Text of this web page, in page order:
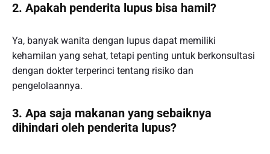
2. Apakah penderita lupus bisa hamil?
Ya, banyak wanita dengan lupus dapat memiliki
kehamilan yang sehat, tetapi penting untuk berkonsultasi
dengan dokter terperinci tentang risiko dan
pengelolaannya.
3. Apa saja makanan yang sebaiknya
dihindari oleh penderita lupus?